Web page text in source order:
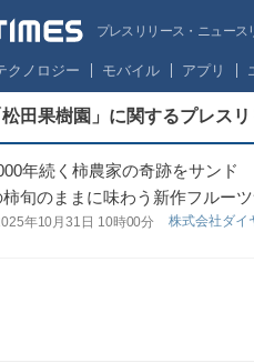
プレスリリース・ニュース
クノロジー モバイル アプリ
松田果樹園」に関するプレス
年続く柿農家の奇跡をサンド
柿旬のままに味わう新作フルー
年10月31日 10時00分 株式会社ダイ